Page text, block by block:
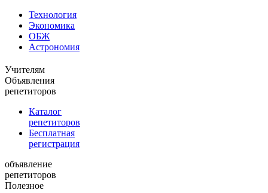
Технология
Экономика
ОБЖ
Астрономия
Учителям
Объявления
репетиторов
Каталог
репетиторов
Бесплатная
регистрация
объявление
репетиторов
Полезное